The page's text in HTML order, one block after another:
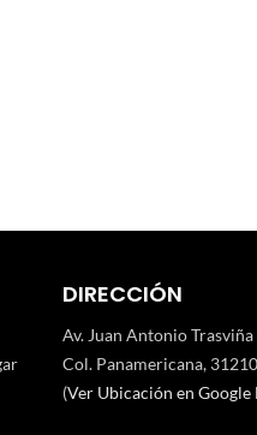
DIRECCIÓN
Av. Juan Antonio Trasviña
Col. Panamericana,
(Ver Ubicación en Google